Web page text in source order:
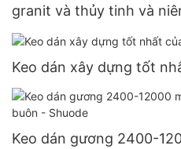
granit và thủy tinh và
epoxy.
Keo dán xây dựng tốt
Keo dán gương 2400-